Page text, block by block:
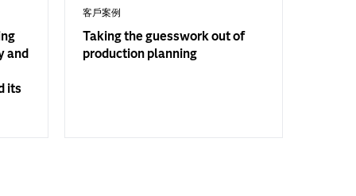
and
its
客戶案例
Taking the guesswork out of
production planning